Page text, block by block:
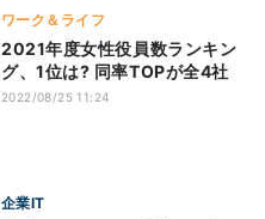
ワーク＆ライフ
2021年度女性役員数ランキン
グ、1位は? 同率TOPが全4社
2022/08/25 11:24
企業IT